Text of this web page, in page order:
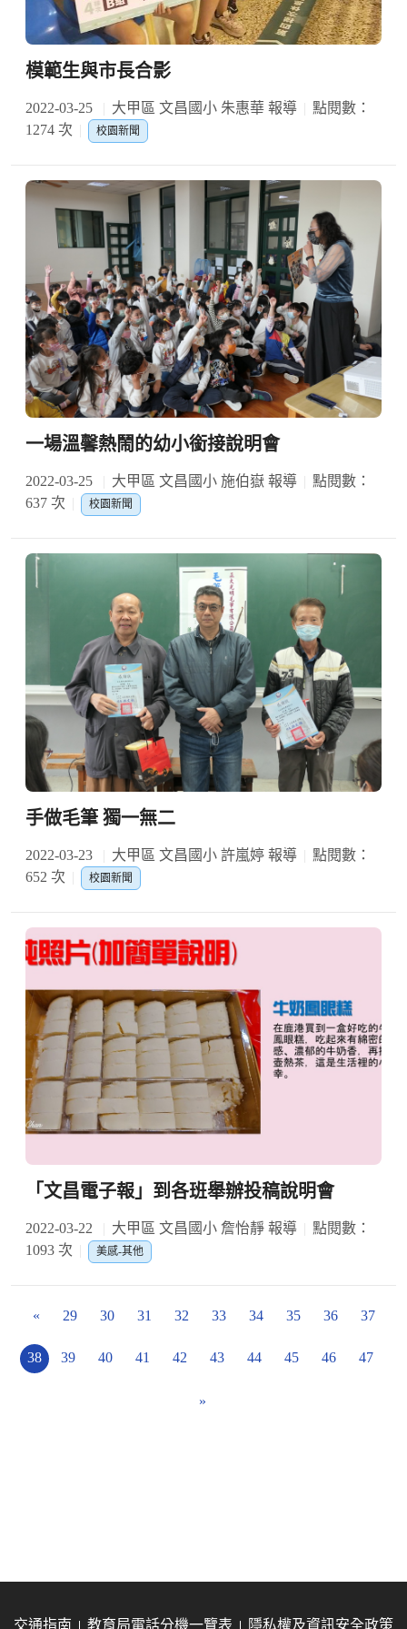
模範生與市長合影
2022-03-25 大甲區 文昌國小 朱惠華 報導
點閱數：
1274 次
校園新聞
一場溫馨熱鬧的幼小銜接說明會
2022-03-25 大甲區 文昌國小 施伯嶽 報導
點閱數：
637 次
校園新聞
手做毛筆 獨一無二
2022-03-23 大甲區 文昌國小 許嵐婷 報導
點閱數：
652 次
校園新聞
「文昌電子報」到各班舉辦投稿說明會
2022-03-22 大甲區 文昌國小 詹怡靜 報導
點閱數：
1093 次
美感-其他
« 29 30 31 32 33 34 35 36 37
38 39 40 41 42 43 44 45 46 47
»
交通指南 教育局電話分機一覽表 隱私權及資訊安全政策